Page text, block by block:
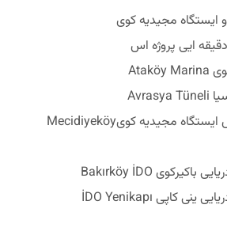
1.7 کیلومتر تا متروبوس ایستگاه مجیدیه کویMecidiyeköy